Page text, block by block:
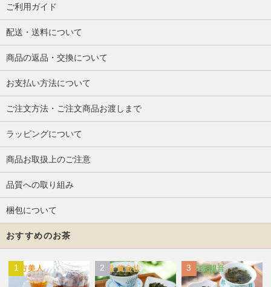
ご利用ガイド
配送・送料について
商品の返品・交換について
お支払い方法について
ご注文方法・ご注文商品お渡しまで
ラッピングについて
商品お取扱上のご注意
品質への取り組み
梱包について
おすすめのお茶
1 2 3